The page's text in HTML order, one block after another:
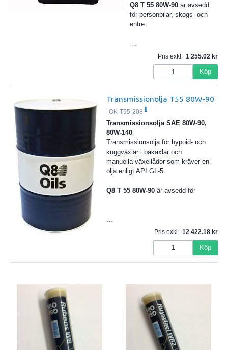
Q8 T 55 80W-90är avsedd
för personbilar, skogs- och
entre
…
Pris exkl. 1 255.02
Köp
Transmissionolja T55 80W-90
OK-T55-208
Transmissionsolja SAE 80W-90,
80W-140
Transmissionsolja för hypoid- och
kuggväxlar i bakaxlar och
manuella växellådor som kräver en
olja enligt API GL-5.
Q8 T 55 80W-90är avsedd för
Pris exkl. 12 422.18
Köp